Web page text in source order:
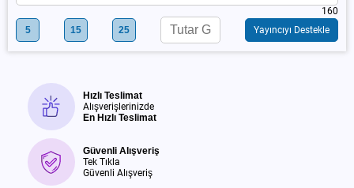
160
5
15 25 Yayıncıyı Destekle
Hızlı Teslimat
Alışverişlerinizde
En Hızlı Teslimat
Güvenli Alışveriş
Tek Tıkla
Güvenli Alışveriş